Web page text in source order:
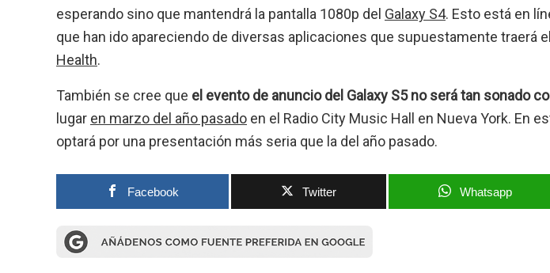
esperando sino que mantendrá la pantalla 1080p del Galaxy S4. Esto está en
que han ido apareciendo de diversas aplicaciones que supuestamente traerá
Health.
También se cree que el evento de anuncio del Galaxy S5 no será tan sonado
lugar en marzo del año pasado en el Radio City Music Hall en Nueva York. En
optará por una presentación más seria que la del año pasado.
Facebook Twitter Whatsapp